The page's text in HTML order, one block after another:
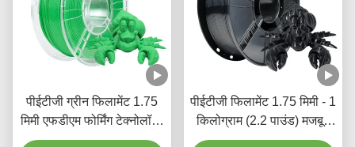
पीईटीजी ग्रीन फिलामेंट 1.75
मिमी एफडीएम फोर्मिंग टेक्नोलॉजी
3 डी प्रिंटिंग फिलामेंट
पीईटीजी फिलामेंट 1.75 मिमी - 1
किलोग्राम (2.2 पाउंड) मजबूत
पीईटीजी 3 डी प्रिंटर